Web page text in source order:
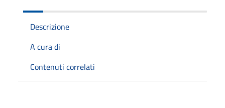
Descrizione
A cura di
Contenuti correlati